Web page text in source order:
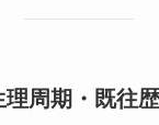
周期・既往